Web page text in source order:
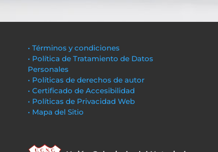
• Términos y condiciones
• Política de Tratamiento de Datos
Personales
• Políticas de derechos de autor
• Certificado de Accesibilidad
• Políticas de Privacidad Web
• Mapa del Sitio